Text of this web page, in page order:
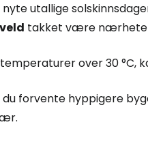
utallige
takket være
over 30 °C,
forvente hyppigere
inn